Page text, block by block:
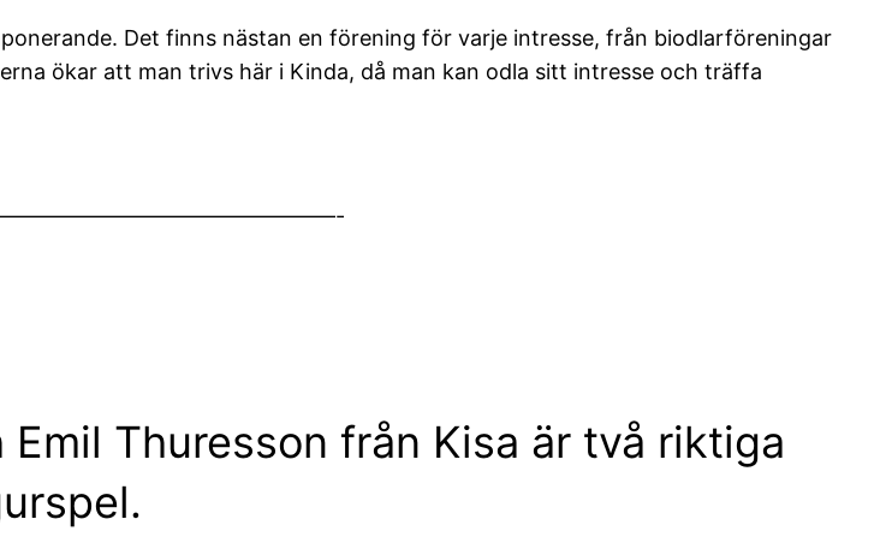
Det finns nästan en förening för varje intresse, från biodlarföreningar
ökar att man trivs här i Kinda, då man kan odla sitt intresse och träffa
Thuresson från Kisa är två riktiga